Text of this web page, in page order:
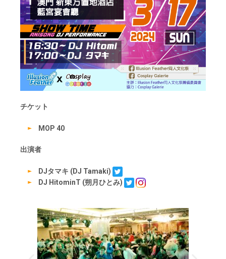
チケット
MOP 40
出演者
DJタマキ (DJ Tamaki)
DJ HitominT (朔月ひとみ)